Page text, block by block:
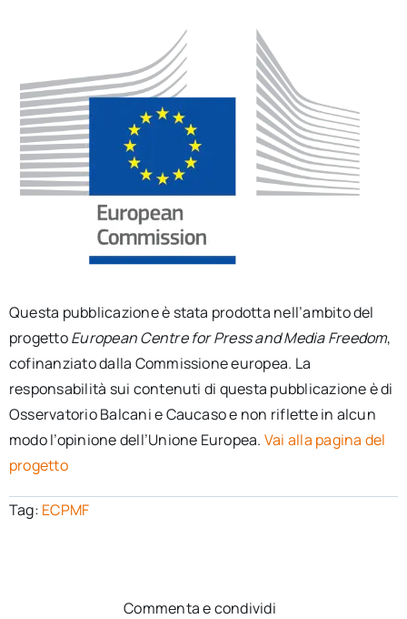
Questa pubblicazione è stata prodotta nell’ambito del
progettoEuropean Centre for Press and Media Freedom,
cofinanziato dalla Commissione europea. La
responsabilità sui contenuti di questa pubblicazione è di
Osservatorio Balcani e Caucaso e non riflette in alcun
modo l’opinione dell’Unione Europea. Vai alla pagina del
progetto
Tag: ECPMF
Commenta e condividi